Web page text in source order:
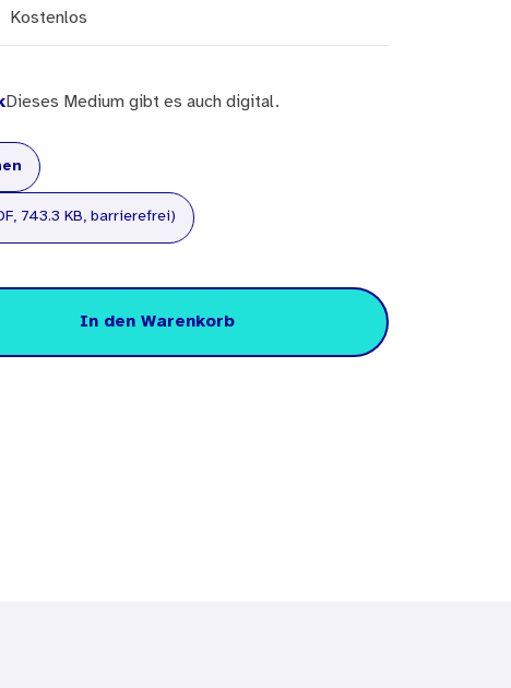
Kostenlos
Dieses Medium gibt es auch digital.
743.3 KB, barrierefrei)
In den Warenkorb